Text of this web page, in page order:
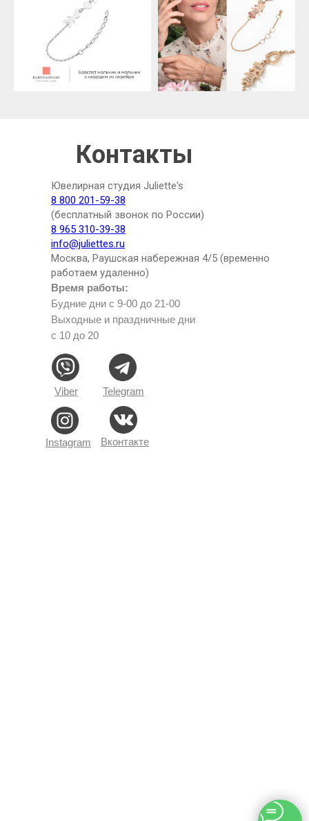
Время работы:
Будние дни с 9-00 до 21-00
Выходные и праздничные дни
с 10 до 20
Telegram
Viber
Instagram
Ювелирная студия Juliette's
8 800 201-59-38
(бесплатный звонок по России)
8 965 310-39-38
info@juliettes.ru
Москва, Раушская набережная 4/5 (временно
работаем удаленно)
Контакты
Вконтакте